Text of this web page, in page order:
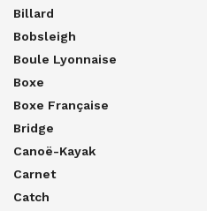
Billard
Bobsleigh
Boule Lyonnaise
Boxe
Boxe Française
Bridge
Canoë-Kayak
Carnet
Catch